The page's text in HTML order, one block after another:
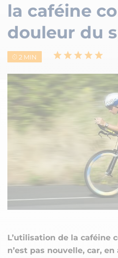
la caféine
douleur du
2 MIN
L’utilisation de la caféine
n’est pas nouvelle, car,